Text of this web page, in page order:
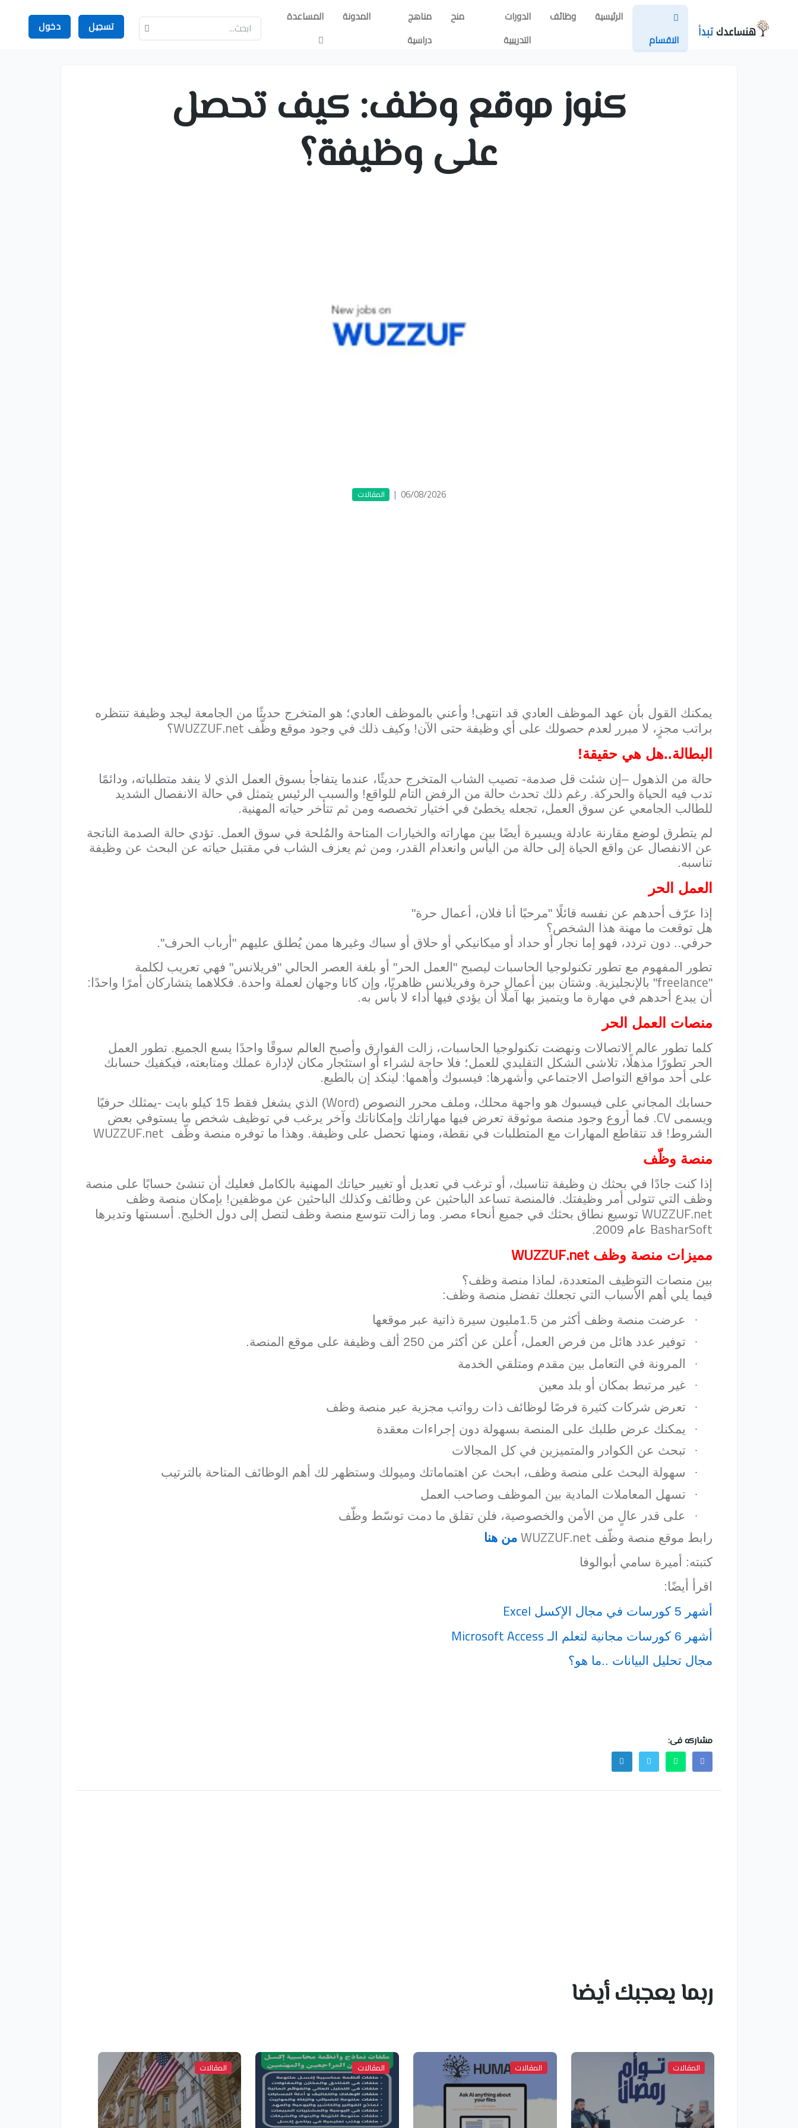
الاقسام
الرئيسية وظائف
الدورات
التدريبية
منح
مناهج
دراسية
المدونة المساعدة
تسجيل دخول
كنوز موقع وظف: كيف تحصل
على وظيفة؟
06/08/2026
| المقالات
يمكنك القول بأن عهد الموظف العادي قد انتهى! وأعني بالموظف العادي؛ هو المتخرج حديثًا من الجامعة ليجد وظيفة تنتظره
براتب مجزٍ، لا مبرر لعدم حصولك على أي وظيفة حتى الآن! وكيف ذلك في وجود موقع وظّف WUZZUF.net؟
البطالة..هل هي حقيقة!
حالة من الذهول –إن شئت قل صدمة- تصيب الشاب المتخرج حديثًا، عندما يتفاجأ بسوق العمل الذي لا ينفد متطلباته، ودائمًا
تدب فيه الحياة والحركة. رغم ذلك تحدث حالة من الرفض التام للواقع! والسبب الرئيس يتمثل في حالة الانفصال الشديد
للطالب الجامعي عن سوق العمل، تجعله يخطئ في اختيار تخصصه ومن ثم تتأخر حياته المهنية.
لم يتطرق لوضع مقارنة عادلة ويسيرة أيضًا بين مهاراته والخيارات المتاحة والمُلحة في سوق العمل. تؤدي حالة الصدمة الناتجة
عن الانفصال عن واقع الحياة إلى حالة من اليأس وانعدام القدر، ومن ثم يعزف الشاب في مقتبل حياته عن البحث عن وظيفة
تناسبه.
العمل الحر
إذا عرّف أحدهم عن نفسه قائلًا "مرحبًا أنا فلان، أعمال حرة"
هل توقعت ما مهنة هذا الشخص؟
حرفي.. دون تردد، فهو إما نجار أو حداد أو ميكانيكي أو حلاق أو سباك وغيرها ممن يُطلق عليهم "أرباب الحرف".
تطور المفهوم مع تطور تكنولوجيا الحاسبات ليصبح "العمل الحر" أو بلغة العصر الحالي "فريلانس" فهي تعريب لكلمة
"
freelance" بالإنجليزية. وشتان بين أعمال حرة وفريلانس ظاهريًا، وإن كانا وجهان لعملة واحدة. فكلاهما يتشاركان أمرًا واحدًا:
أن يبدع أحدهم في مهارة ما ويتميز بها آملًا أن يؤدي فيها أداء لا بأس به.
منصات العمل الحر
كلما تطور عالم الاتصالات ونهضت تكنولوجيا الحاسبات، زالت الفوارق وأصبح العالم سوقًا واحدًا يسع الجميع. تطور العمل
الحر تطورًا مذهلًا، تلاشى الشكل التقليدي للعمل؛ فلا حاجة لشراء أو استئجار مكان لإدارة عملك ومتابعته، فيكفيك حسابك
على أحد مواقع التواصل الاجتماعي وأشهرها: فيسبوك وأهمها: لينكد إن بالطبع.
حسابك المجاني على فيسبوك هو واجهة محلك، وملف محرر النصوص (Word
) الذي يشغل فقط 15 كيلو بايت -يمثلك حرفيًا
ويسمى CV. فما أروع وجود منصة موثوقة تعرض فيها مهاراتك وإمكاناتك وآخر يرغب في توظيف شخص ما يستوفي بعض
الشروط! قد تتقاطع المهارات مع المتطلبات في نقطة، ومنها تحصل على وظيفة. وهذا ما توفره منصة وظّف WUZZUF.net
منصة وظّف
إذا كنت جادًا في بحثك ن وظيفة تناسبك، أو ترغب في تعديل أو تغيير حياتك المهنية بالكامل فعليك أن تنشئ حسابًا على منصة
وظف التي تتولى أمر وظيفتك. فالمنصة تساعد الباحثين عن وظائف وكذلك الباحثين عن موظفين! بإمكان منصة وظف
WUZZUF.netتوسيع نطاق بحثك في جميع أنحاء مصر. وما زالت تتوسع منصة وظف لتصل إلى دول الخليج. أسستها وتديرها
BasharSoft عام 2009.
مميزات منصة وظفWUZZUF.net
بين منصات التوظيف المتعددة، لماذا منصة وظف؟
فيما يلي أهم الأسباب التي تجعلك تفضل منصة وظف:
·
عرضت منصة وظف أكثر من 1.5مليون سيرة ذاتية عبر موقعها
·
توفير عدد هائل من فرص العمل، أُعلن عن أكثر من 250 ألف وظيفة على موقع المنصة.
·
المرونة في التعامل بين مقدم ومتلقي الخدمة
·
غير مرتبط بمكان أو بلد معين
·
تعرض شركات كثيرة فرصًا لوظائف ذات رواتب مجزية عبر منصة وظف
·
يمكنك عرض طلبك على المنصة بسهولة دون إجراءات معقدة
·
تبحث عن الكوادر والمتميزين في كل المجالات
·
سهولة البحث على منصة وظف، ابحث عن اهتماماتك وميولك وستظهر لك أهم الوظائف المتاحة بالترتيب
·
تسهل المعاملات المادية بين الموظف وصاحب العمل
·
على قدر عالٍ من الأمن والخصوصية، فلن تقلق ما دمت توسّط وظّف
رابط موقع منصة وظّف WUZZUF.net من هنا
كتبته: أميرة سامي أبوالوفا
اقرأ أيضًا:
أشهر 5 كورسات في مجال الإكسل
Excel
أشهر 6 كورسات مجانية لتعلم الـ Microsoft Access
مجال تحليل البيانات ..ما هو؟
مشاركه فى:
ربما يعجبك أيضا
المقالات المقالات المقالات المقالات